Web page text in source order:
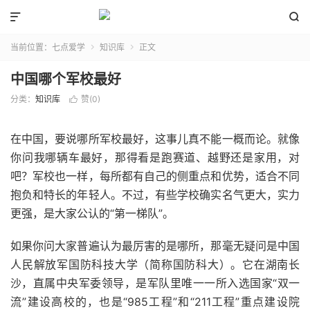


当前位置： 七点爱学  知识库  正文
中国哪个军校最好
分类： 知识库  赞(0)
在中国，要说哪所军校最好，这事儿真不能一概而论。就像
你问我哪辆车最好，那得看是跑赛道、越野还是家用，对
吧？军校也一样，每所都有自己的侧重点和优势，适合不同
抱负和特长的年轻人。不过，有些学校确实名气更大，实力
更强，是大家公认的“第一梯队”。
如果你问大家普遍认为最厉害的是哪所，那毫无疑问是中国
人民解放军国防科技大学（简称国防科大）。它在湖南长
沙，直属中央军委领导，是军队里唯一一所入选国家“双一
流”建设高校的，也是“985工程”和“211工程”重点建设院